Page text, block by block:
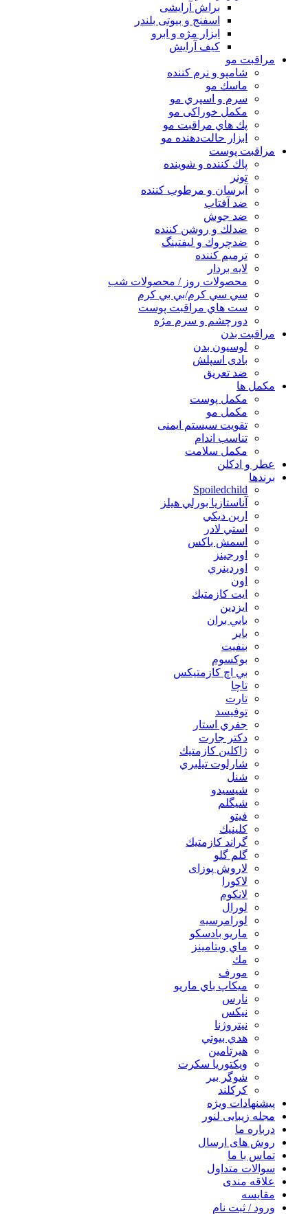
براش آرایشی
اسفنج و بیوتی بلندر
ابزار مژه و ابرو
کیف آرایش
مراقبت مو
شامپو و نرم كننده
ماسك مو
سرم و اسپري مو
مكمل خوراكی مو
پك هاي مراقبت مو
ابزار حالت‌دهنده مو
مراقبت پوست
پاك كننده و شوينده
تونر
آبرسان و مرطوب كننده
ضد آفتاب
ضد جوش
ضدلك و روشن كننده
ضدچروك و ليفتينگ
ترميم كننده
لايه بردار
محصولات روز / محصولات شب
سي سي كرم/بي بي كرم
ست هاي مراقبت پوست
دورچشم و سرم مژه
مراقبت بدن
لوسیون بدن
بادی اسپلش
ضد تعریق
مكمل ها
مکمل پوست
مکمل مو
تقویت سیستم ایمنی
تناسب اندام
مکمل سلامت
عطر و ادکلن
برندها
Spoiledchild
آناستازيا بورلي هيلز
اربن ديكي
استي لادر
اسمش باكس
اورجينز
اوردينري
اون
ايت كازمتيك
ايزدين
بابي بران
بایر
بنفيت
بوكسوم
بي اچ كازمتيكس
تاچا
تارت
توفيسد
جفري استار
دكتر جارت
ژاكلين كازمتيك
شارلوت تيلبري
شنل
شيسيدو
شیگلم
فيتو
كلينيك
گراند كازمتيك
گلم گلو
لاروش پوزای
لاكورا
لانكوم
لورال
لورامرسيه
ماريو بادسكو
ماي ويتامينز
مك
مورف
ميكاپ باي ماريو
نارس
نيكس
نیتروژنا
هدي بيوتي
هیرتامین
ویکتوریا سکرت
شوگر بير
کرکلند
پیشنهادات ویژه
مجله زیبایی لنور
درباره ما
روش های ارسال
تماس با ما
سوالات متداول
علاقه مندی
مقایسه
ورود / ثبت نام